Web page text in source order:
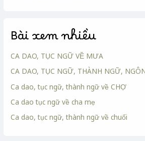
Bài xem nhiều
CA DAO, TỤC NGỮ VỀ MƯA
CA DAO, TỤC NGỮ, THÀNH NGỮ,
Ca dao, tục ngữ, thành ngữ về CHỢ
Ca dao tục ngữ về cha mẹ
Ca dao, tục ngữ, thành ngữ về chuối